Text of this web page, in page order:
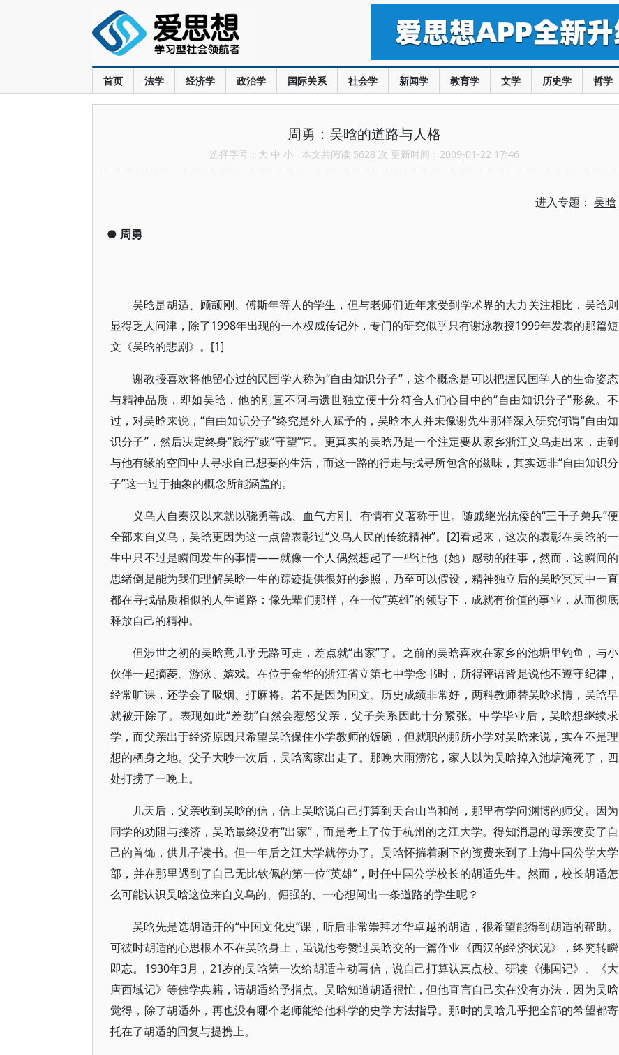
首页 法学 经济学 政治学 国际关系 社会学 新闻学 教育学 文学 历史学 哲学
周勇：吴晗的道路与人格
选择字号： 大 中 小 本文共阅读 5628 次 更新时间：2009-01-22 17:46
进入专题： 吴晗
● 周勇
吴晗是胡适、顾颉刚、傅斯年等人的学生，但与老师们近年来受到学术界的大力关注相比，吴晗则
显得乏人问津，除了1998年出现的一本权威传记外，专门的研究似乎只有谢泳教授1999年发表的那篇短
文《吴晗的悲剧》。[1]
谢教授喜欢将他留心过的民国学人称为“自由知识分子”，这个概念是可以把握民国学人的生命姿态
与精神品质，即如吴晗，他的刚直不阿与遗世独立便十分符合人们心目中的“自由知识分子”形象。不
过，对吴晗来说，“自由知识分子”终究是外人赋予的，吴晗本人并未像谢先生那样深入研究何谓“自由知
识分子”，然后决定终身“践行”或“守望”它。更真实的吴晗乃是一个注定要从家乡浙江义乌走出来，走到
与他有缘的空间中去寻求自己想要的生活，而这一路的行走与找寻所包含的滋味，其实远非“自由知识分
子”这一过于抽象的概念所能涵盖的。
义乌人自秦汉以来就以骁勇善战、血气方刚、有情有义著称于世。随戚继光抗倭的“三千子弟兵”便
全部来自义乌，吴晗更因为这一点曾表彰过“义乌人民的传统精神”。[2]看起来，这次的表彰在吴晗的一
生中只不过是瞬间发生的事情——就像一个人偶然想起了一些让他（她）感动的往事，然而，这瞬间的
思绪倒是能为我们理解吴晗一生的踪迹提供很好的参照，乃至可以假设，精神独立后的吴晗冥冥中一直
都在寻找品质相似的人生道路：像先辈们那样，在一位“英雄”的领导下，成就有价值的事业，从而彻底
释放自己的精神。
但涉世之初的吴晗竟几乎无路可走，差点就“出家”了。之前的吴晗喜欢在家乡的池塘里钓鱼，与小
伙伴一起摘菱、游泳、嬉戏。在位于金华的浙江省立第七中学念书时，所得评语皆是说他不遵守纪律，
经常旷课，还学会了吸烟、打麻将。若不是因为国文、历史成绩非常好，两科教师替吴晗求情，吴晗早
就被开除了。表现如此“差劲”自然会惹怒父亲，父子关系因此十分紧张。中学毕业后，吴晗想继续求
学，而父亲出于经济原因只希望吴晗保住小学教师的饭碗，但就职的那所小学对吴晗来说，实在不是理
想的栖身之地。父子大吵一次后，吴晗离家出走了。那晚大雨滂沱，家人以为吴晗掉入池塘淹死了，四
处打捞了一晚上。
几天后，父亲收到吴晗的信，信上吴晗说自己打算到天台山当和尚，那里有学问渊博的师父。因为
同学的劝阻与接济，吴晗最终没有“出家”，而是考上了位于杭州的之江大学。得知消息的母亲变卖了自
己的首饰，供儿子读书。但一年后之江大学就停办了。吴晗怀揣着剩下的资费来到了上海中国公学大学
部，并在那里遇到了自己无比钦佩的第一位“英雄”，时任中国公学校长的胡适先生。然而，校长胡适怎
么可能认识吴晗这位来自义乌的、倔强的、一心想闯出一条道路的学生呢？
吴晗先是选胡适开的“中国文化史”课，听后非常崇拜才华卓越的胡适，很希望能得到胡适的帮助。
可彼时胡适的心思根本不在吴晗身上，虽说他夸赞过吴晗交的一篇作业《西汉的经济状况》，终究转瞬
即忘。1930年3月，21岁的吴晗第一次给胡适主动写信，说自己打算认真点校、研读《佛国记》、《大
唐西域记》等佛学典籍，请胡适给予指点。吴晗知道胡适很忙，但他直言自己实在没有办法，因为吴晗
觉得，除了胡适外，再也没有哪个老师能给他科学的史学方法指导。那时的吴晗几乎把全部的希望都寄
托在了胡适的回复与提携上。